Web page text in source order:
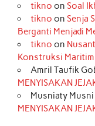
b
o
k
a
r
a
m
o
k
tikno on Soal
tikno on Senja
Berganti Menjadi
tikno on
Konstruksi
Amril Taufik
MENYISAKAN
Musniaty Musni
MENYISAKAN